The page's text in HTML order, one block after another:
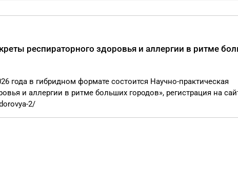
респираторного здоровья и аллергии в ритме
года в гибридном формате состоится Научно-практическая
и аллергии в ритме больших городов», регистрация на
2/